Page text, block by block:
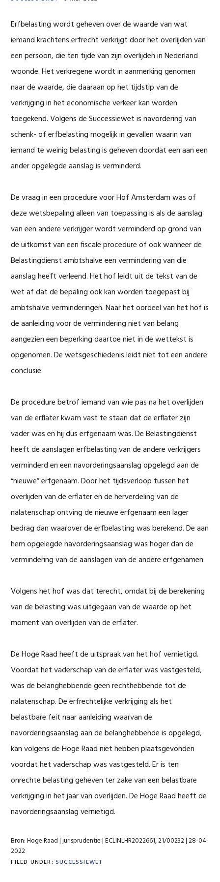
Erfbelasting wordt geheven over de waarde van wat
iemand krachtens erfrecht verkrijgt door het overlijden van
een persoon, die ten tijde van zijn overlijden in Nederland
woonde. Het verkregene wordt in aanmerking genomen
naar de waarde, die daaraan op het tijdstip van de
verkrijging in het economische verkeer kan worden
toegekend. Volgens de Successiewet is navordering van
schenk- of erfbelasting mogelijk in gevallen waarin van
iemand te weinig belasting is geheven doordat een aan een
ander opgelegde aanslag is verminderd.
De vraag in een procedure voor Hof Amsterdam was of
deze wetsbepaling alleen van toepassing is als de aanslag
van een andere verkrijger wordt verminderd op grond van
de uitkomst van een fiscale procedure of ook wanneer de
Belastingdienst ambtshalve een vermindering van die
aanslag heeft verleend. Het hof leidt uit de tekst van de
wet af dat de bepaling ook kan worden toegepast bij
ambtshalve verminderingen. Naar het oordeel van het hof is
de aanleiding voor de vermindering niet van belang
aangezien een beperking daartoe niet in de wettekst is
opgenomen. De wetsgeschiedenis leidt niet tot een andere
conclusie.
De procedure betrof iemand van wie pas na het overlijden
van de erflater kwam vast te staan dat de erflater zijn
vader was en hij dus erfgenaam was. De Belastingdienst
heeft de aanslagen erfbelasting van de andere verkrijgers
verminderd en een navorderingsaanslag opgelegd aan de
“nieuwe” erfgenaam. Door het tijdsverloop tussen het
overlijden van de erflater en de herverdeling van de
nalatenschap ontving de nieuwe erfgenaam een lager
bedrag dan waarover de erfbelasting was berekend. De aan
hem opgelegde navorderingsaanslag was hoger dan de
vermindering van de aanslagen van de andere erfgenamen.
Volgens het hof was dat terecht, omdat bij de berekening
van de belasting was uitgegaan van de waarde op het
moment van overlijden van de erflater.
De Hoge Raad heeft de uitspraak van het hof vernietigd.
Voordat het vaderschap van de erflater was vastgesteld,
was de belanghebbende geen rechthebbende tot de
nalatenschap. De erfrechtelijke verkrijging als het
belastbare feit naar aanleiding waarvan de
navorderingsaanslag aan de belanghebbende is opgelegd,
kan volgens de Hoge Raad niet hebben plaatsgevonden
voordat het vaderschap was vastgesteld. Er is ten
onrechte belasting geheven ter zake van een belastbare
verkrijging in het jaar van overlijden. De Hoge Raad heeft de
navorderingsaanslag vernietigd.
Bron: Hoge Raad | jurisprudentie | ECLINLHR2022661, 21/00232 | 28-04-
2022
FILED UNDER: SUCCESSIEWET